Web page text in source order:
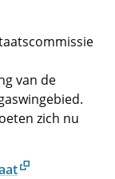
van de
zich nu